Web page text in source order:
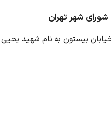
شهر تهران
بیستون به نام شهید یحیی